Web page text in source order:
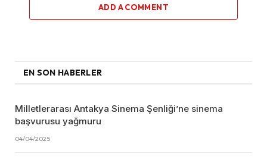
ADD A COMMENT
EN SON HABERLER
Milletlerarası Antakya Sinema Şenliği’ne sinema
başvurusu yağmuru
04/04/2025